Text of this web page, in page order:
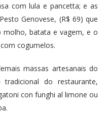
com lula e pancetta; e as
Genovese, (R$ 69) que
molho, batata e vagem, e o
cogumelos.
massas artesanais do
do restaurante,
con funghi al limone ou